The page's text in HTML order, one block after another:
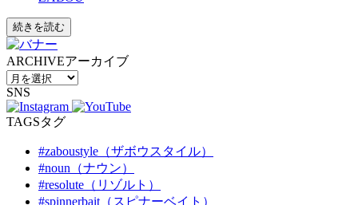
続きを読む
ARCHIVEアーカイブ
SNS
TAGSタグ
#zaboustyle（ザボウスタイル）
#noun（ナウン）
#resolute（リゾルト）
#spinnerbait（スピナーベイト）